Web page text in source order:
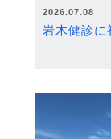
2026.07.08
岩木健診に